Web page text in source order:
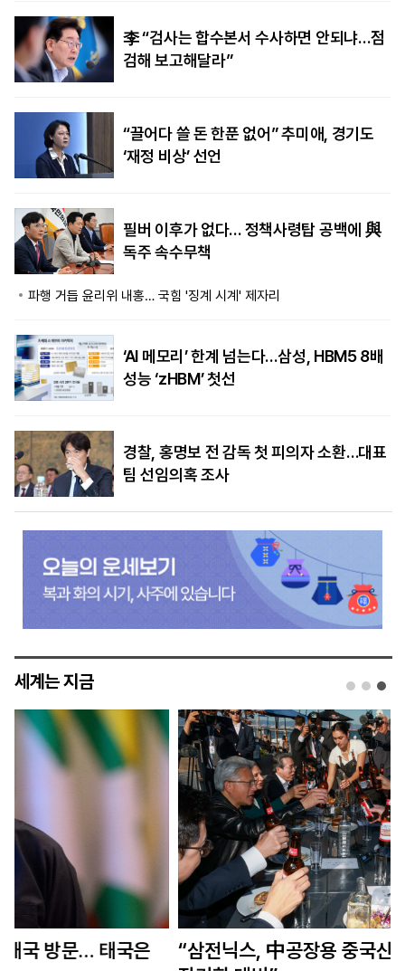
李 “검사는 합수본서 수사하면 안되냐…점
검해 보고해달라”
“끌어다 쓸 돈 한푼 없어” 추미애, 경기도
‘재정 비상’ 선언
필버 이후가 없다… 정책사령탑 공백에 與
독주 속수무책
파행 거듭 윤리위 내홍… 국힘 '징계 시계' 제자리
‘AI 메모리’ 한계 넘는다…삼성, HBM5 8배
성능 ‘zHBM’ 첫선
경찰, 홍명보 전 감독 첫 피의자 소환…대표
팀 선임의혹 조사
세계는 지금
“삼전닉스, 中공장용 중국산장비 시험…美규제